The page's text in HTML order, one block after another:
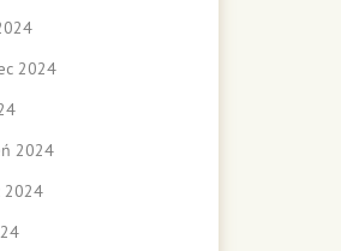
2024
2024
2024